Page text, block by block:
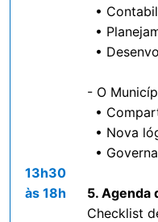
13h30
às 18h
•
•
•
- O
•
• Nova
•
5. Agenda
Checklist